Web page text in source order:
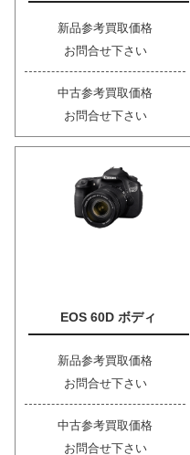
新品参考買取価格
お問合せ下さい
中古参考買取価格
お問合せ下さい
EOS 60D ボディ
新品参考買取価格
お問合せ下さい
中古参考買取価格
お問合せ下さい